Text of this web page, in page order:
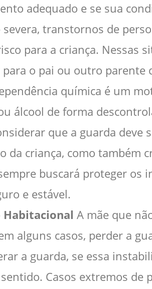
adequado e se sua
severa, transtornos de
para a criança. Nessas
o pai ou outro
química é um
álcool de forma
que a guarda
da criança, como também
buscará proteger os
e estável.
Habitacional A mãe que
alguns casos, perder a
a guarda, se essa
Casos extremos